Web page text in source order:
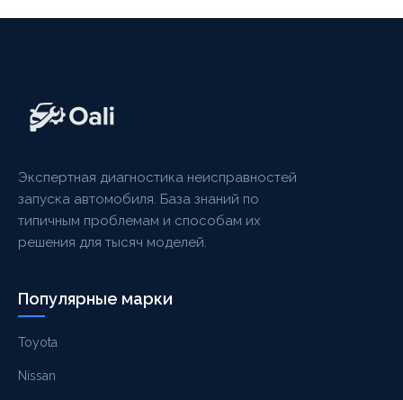
Экспертная диагностика неисправностей
запуска автомобиля. База знаний по
типичным проблемам и способам их
решения для тысяч моделей.
Популярные марки
Toyota
Nissan